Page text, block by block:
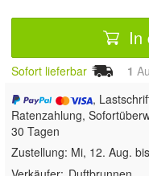
In
Sofort lieferbar 1
,
Ratenzahlung,
30 Tagen
Zustellung: Mi, 12. Aug.